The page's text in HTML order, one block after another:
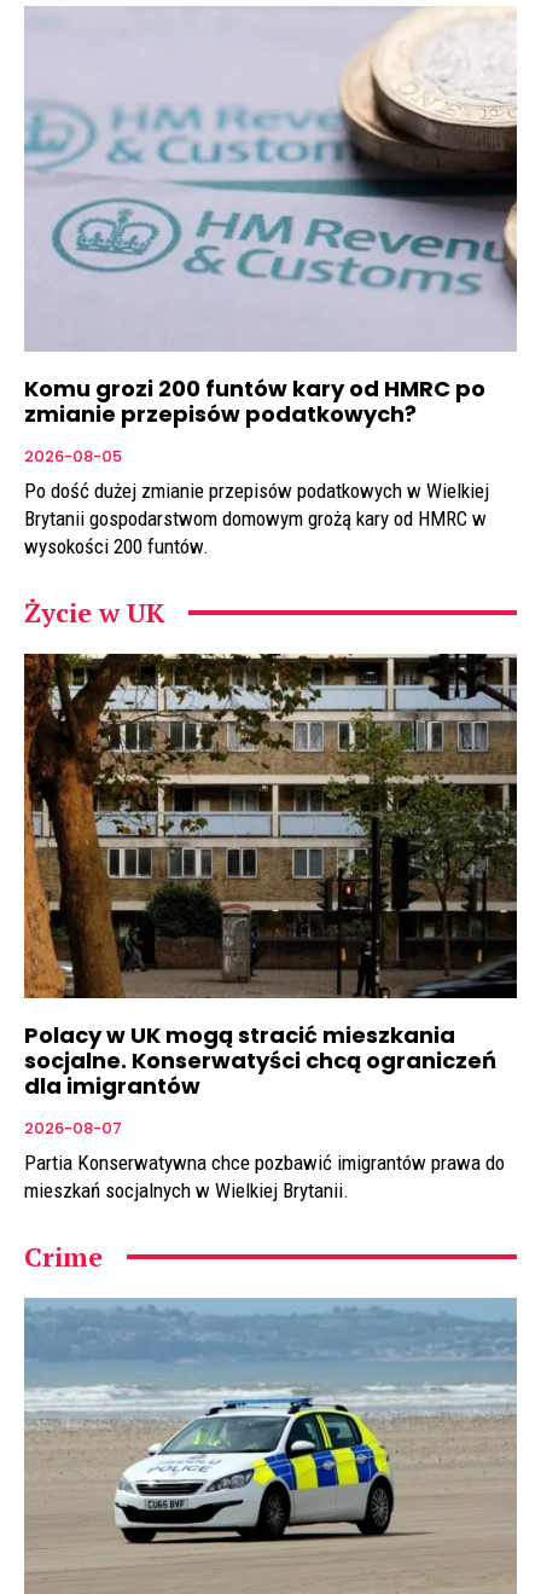
Komu grozi 200 funtów kary od HMRC po
zmianie przepisów podatkowych?
2026-08-05
Po dość dużej zmianie przepisów podatkowych w Wielkiej
Brytanii gospodarstwom domowym grożą kary od HMRC w
wysokości 200 funtów.
Życie w UK
Polacy w UK mogą stracić mieszkania
socjalne. Konserwatyści chcą ograniczeń
dla imigrantów
2026-08-07
Partia Konserwatywna chce pozbawić imigrantów prawa do
mieszkań socjalnych w Wielkiej Brytanii.
Crime